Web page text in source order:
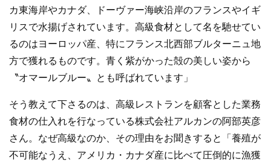
カ東海岸やカナダ、ドーヴァー海峡沿岸のフランスやイギ
リスで水揚げされています。高級食材として名を馳せてい
るのはヨーロッパ産、特にフランス北西部ブルターニュ地
方で獲れるものです。青く紫がかった殻の美しい姿から
〝オマールブルー〟とも呼ばれています」
そう教えて下さるのは、高級レストランを顧客とした業務
食材の仕入れを行なっている株式会社アルカンの阿部英彦
さん。なぜ高級なのか、その理由をお聞きすると「養殖が
不可能なうえ、アメリカ・カナダ産に比べて圧倒的に漁獲